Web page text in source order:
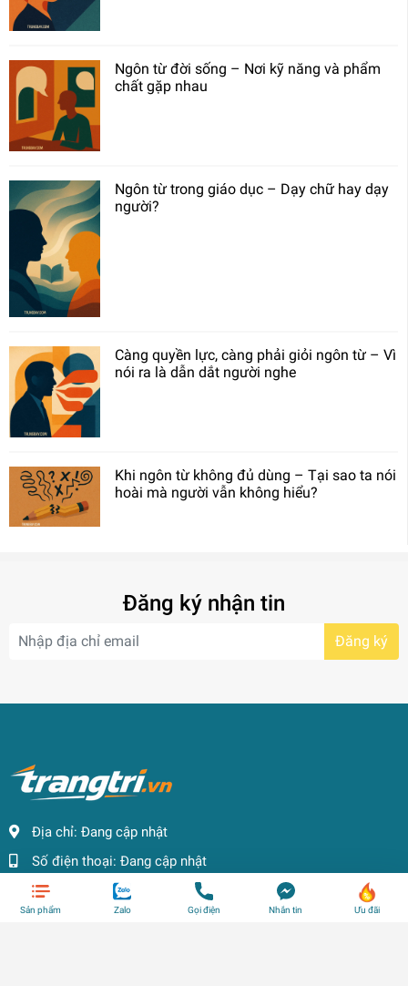
Ngôn từ đời sống – Nơi kỹ năng và phẩm
chất gặp nhau
Ngôn từ trong giáo dục – Dạy chữ hay dạy
người?
Càng quyền lực, càng phải giỏi ngôn từ – Vì
nói ra là dẫn dắt người nghe
Khi ngôn từ không đủ dùng – Tại sao ta nói
hoài mà người vẫn không hiểu?
Đăng ký nhận tin
Đăng ký
Địa chỉ: Đang cập nhật
Số điện thoại: Đang cập nhật
Email:
shop@trangtri.vn
DANH MỤC SẢN PHẨM
Sản phẩm Zalo Gọi điện Nhắn tin Ưu đãi